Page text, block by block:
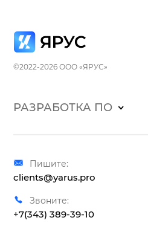
©2022-2026 ООО «ЯРУС»
РАЗРАБОТКА ПО
Пишите:
clients@yarus.pro
Звоните:
+7(343) 389-39-10